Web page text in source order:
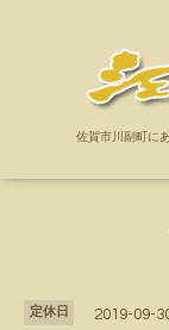
佐賀市川副町に
定休日 2019-09-